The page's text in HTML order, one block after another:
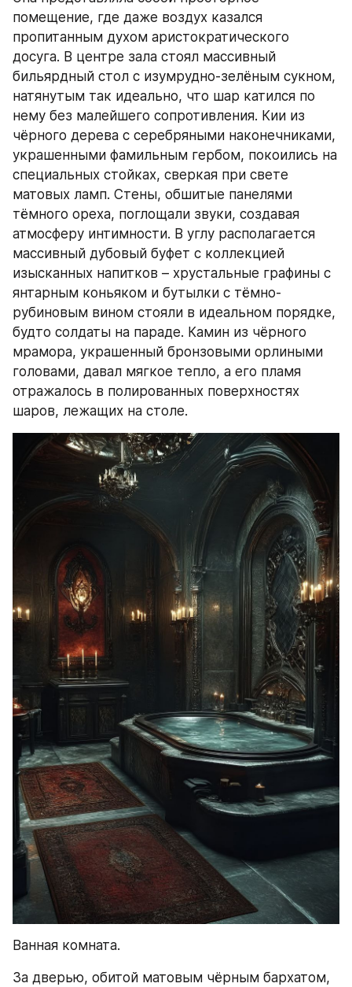
помещение, где даже воздух казался
пропитанным духом аристократического
досуга. В центре зала стоял массивный
бильярдный стол с изумрудно-зелёным сукном,
натянутым так идеально, что шар катился по
нему без малейшего сопротивления. Кии из
чёрного дерева с серебряными наконечниками,
украшенными фамильным гербом, покоились на
специальных стойках, сверкая при свете
матовых ламп. Стены, обшитые панелями
тёмного ореха, поглощали звуки, создавая
атмосферу интимности. В углу располагается
массивный дубовый буфет с коллекцией
изысканных напитков – хрустальные графины с
янтарным коньяком и бутылки с тёмно-
рубиновым вином стояли в идеальном порядке,
будто солдаты на параде. Камин из чёрного
мрамора, украшенный бронзовыми орлиными
головами, давал мягкое тепло, а его пламя
отражалось в полированных поверхностях
шаров, лежащих на столе.
Ванная комната.
За дверью, обитой матовым чёрным бархатом,